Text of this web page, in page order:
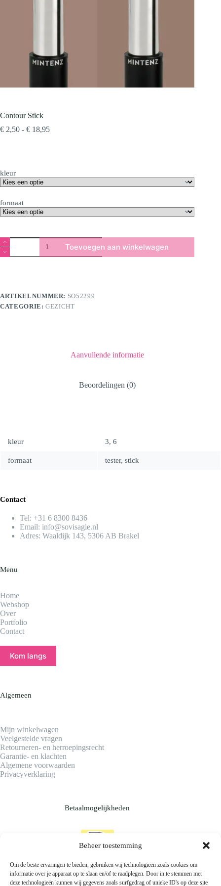
Beheer toestemming
Om de beste ervaringen te bieden, gebruiken wij technologieën zoals cookies om
informatie over je apparaat op te slaan en/of te raadplegen. Door in te stemmen met
deze technologieën kunnen wij gegevens zoals surfgedrag of unieke ID's op deze site
Contour Stick
€ 2,50 - € 18,95Prijsklasse:
kleur
formaat
Contour
Stick
aantal
Toevoegen aan winkelwagen
ARTIKELNUMMER: SO52299
CATEGORIE:GEZICHT
Aanvullende informatie
Beoordelingen (0)
kleur 3, 6
formaat tester, stick
Contact
Tel: +31 6 8300 8436​
Email: info@sovisagie.nl
Adres: Waaldijk 143, 5306 AB Brakel
Menu
Home
Webshop
Over
Portfolio
Contact
Kom langs
Algemeen
Mijn winkelwagen
Veelgestelde vragen
Retourneren- en herroepingsrecht
Garantie- en klachten
Algemene voorwaarden
Privacyverklaring
Betaalmogelijkheden